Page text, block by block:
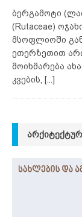
ბერგამოტი
(Rutaceae)
მსოფლიოში
ეთერზეთით
მოიხმარება
კვების,
[...]